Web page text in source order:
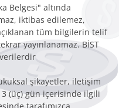
Belgesi" altında
iktibas edilemez,
tüm bilgilerin telif
yayınlanamaz. BİST
şikayetler, iletişim
(üç) gün içerisinde ilgili